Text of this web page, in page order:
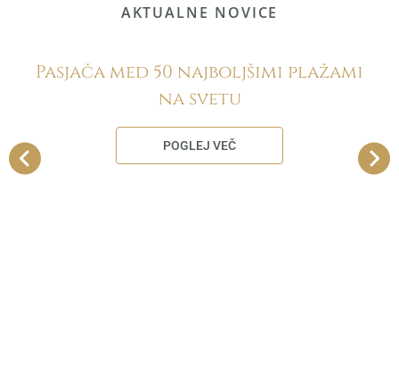
AKTUALNE NOVICE
Pasjača med 50 najboljšimi plažami
na svetu
POGLEJ VEČ